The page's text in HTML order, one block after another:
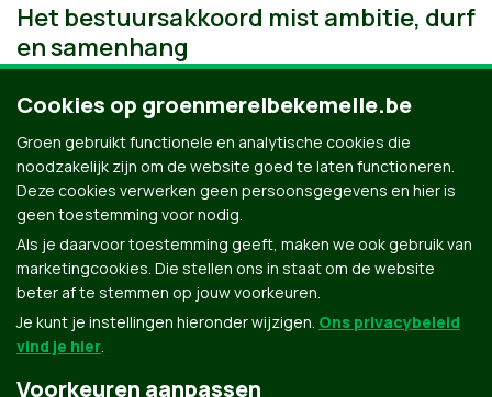
Het bestuursakkoord mist ambitie, durf
en samenhang
Cookies op groenmerelbekemelle.be
Groen gebruikt functionele en analytische cookies die
noodzakelijk zijn om de website goed te laten functioneren.
Deze cookies verwerken geen persoonsgegevens en hier is
geen toestemming voor nodig.
Als je daarvoor toestemming geeft, maken we ook gebruik van
marketingcookies. Die stellen ons in staat om de website
beter af te stemmen op jouw voorkeuren.
Je kunt je instellingen hieronder wijzigen. Ons privacybeleid
vind je hier.
Voorkeuren aanpassen